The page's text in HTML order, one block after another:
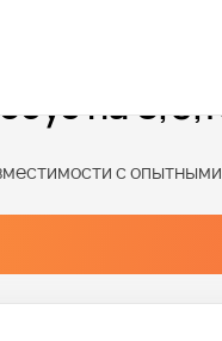
на
с